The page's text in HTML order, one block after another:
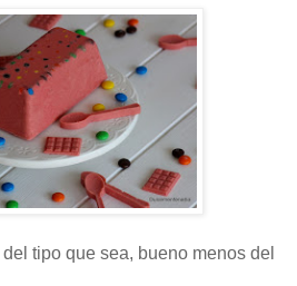
tipo que sea, bueno menos del